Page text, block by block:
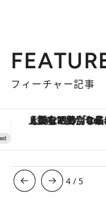
フィーチャー記事
【銀座で出合う最旬美容】美髪ケアや上質な眠り…セルフケアのアッ
4 / 5